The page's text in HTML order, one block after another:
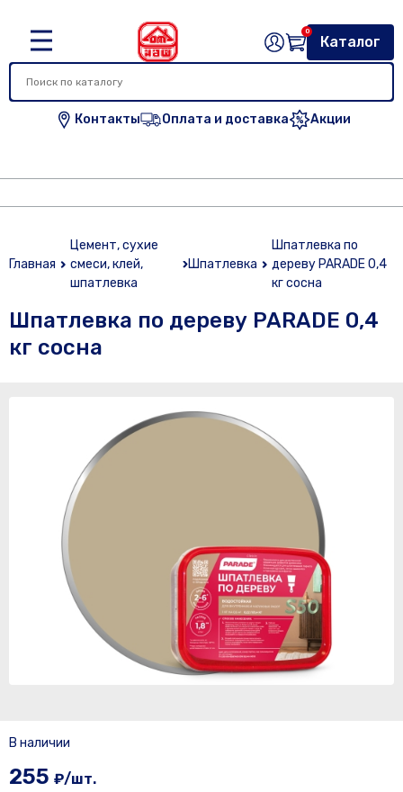
Контакты Оплата и доставка Акции
Каталог
0
Главная
Цемент, сухие
смеси, клей,
шпатлевка
Шпатлевка
Шпатлевка по
дереву PARADE 0,4
кг сосна
Шпатлевка по дереву PARADE 0,4
кг сосна
В наличии
255 ₽/шт.